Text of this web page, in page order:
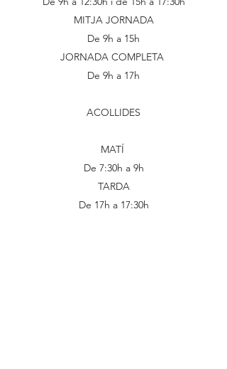
MITJA JORNADA
De 9h a 15h
JORNADA COMPLETA
De 9h a 17h
ACOLLIDES
MATÍ
De 7:30h a 9h
TARDA
De 17h a 17:30h